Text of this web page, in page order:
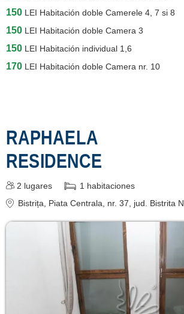
150 LEI Habitación doble Camerele 4, 7 si 8
150 LEI Habitación doble Camera 3
150 LEI Habitación individual 1,6
170 LEI Habitación doble Camera nr. 10
RAPHAELA
RESIDENCE
2 lugares 1
habitaciones
Bistrița , Piata Centrala, nr. 37 , jud. Bistrita